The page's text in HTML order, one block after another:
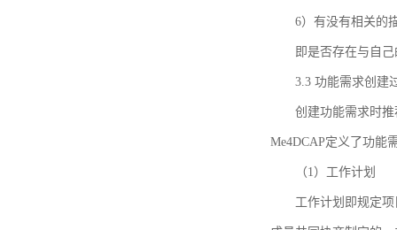
6）有没有相关的
即是否存在与自
3.3 功能需求创建
创建功能需求时推
Me4DCAP定义了功能
（1）工作计划
工作计划即规定